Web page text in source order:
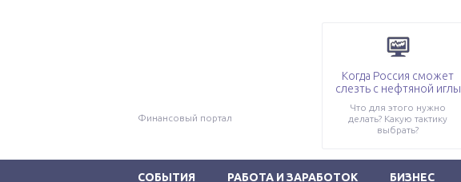
Финансовый портал
Когда Россия сможет
слезть с нефтяной иглы
Что для этого нужно
делать? Какую тактику
выбрать?
СОБЫТИЯ РАБОТА И ЗАРАБОТОК БИЗНЕС